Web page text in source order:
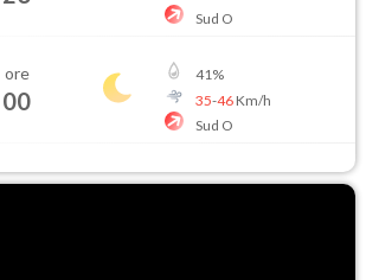
Sud O
ore
00
41%
35-46Km/h
Sud O